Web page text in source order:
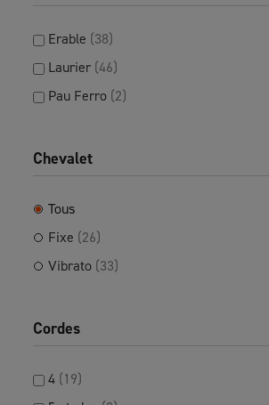
Erable (38)
Laurier (46)
Pau Ferro (2)
Chevalet
Tous
Fixe (26)
Vibrato (33)
Cordes
4 (19)